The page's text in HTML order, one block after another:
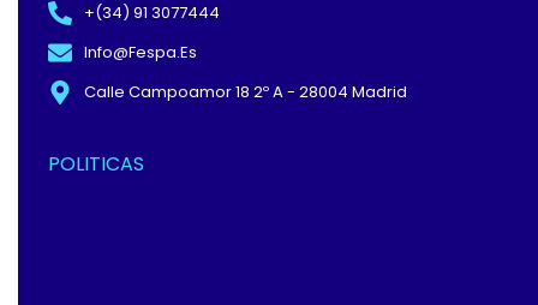
+(34) 91 3077444
Info@fespa.es
Calle Campoamor 18 2º A - 28004 Madrid
POLITICAS